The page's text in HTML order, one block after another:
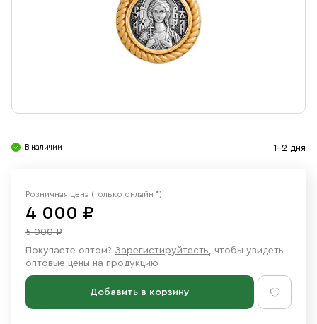
В наличии 1-2 дня
Розничная цена (только онлайн *)
4 000 ₽
5 000 ₽
Покупаете оптом? Зарегистируйтесть, чтобы увидеть
оптовые цены на продукцию
Добавить в корзину